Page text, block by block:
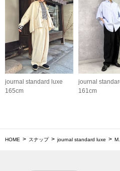
journal standard luxe
165cm
journal
161cm
HOME スナップ journal standard luxe